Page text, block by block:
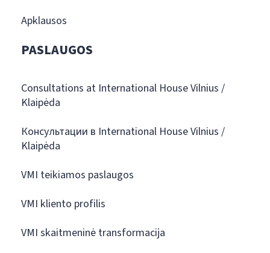
Apklausos
PASLAUGOS
Consultations at International House Vilnius /
Klaipėda
Консультации в International House Vilnius /
Klaipėda
VMI teikiamos paslaugos
VMI kliento profilis
VMI skaitmeninė transformacija